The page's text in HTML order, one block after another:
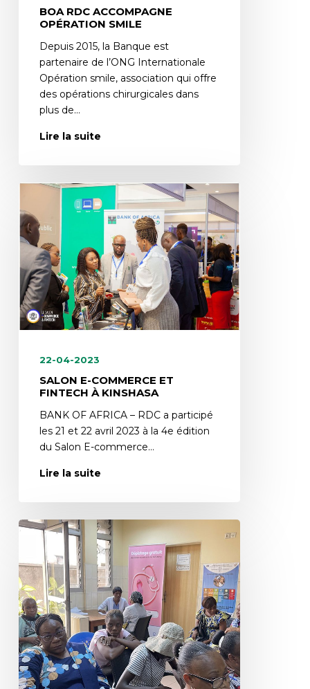
BOA RDC ACCOMPAGNE
OPÉRATION SMILE
Depuis 2015, la Banque est
partenaire de l’ONG Internationale
Opération smile, association qui offre
des opérations chirurgicales dans
plus de…
Lire la suite
22-04-2023
SALON E-COMMERCE ET
FINTECH À KINSHASA
BANK OF AFRICA – RDC a participé
les 21 et 22 avril 2023 à la 4e édition
du Salon E-commerce…
Lire la suite